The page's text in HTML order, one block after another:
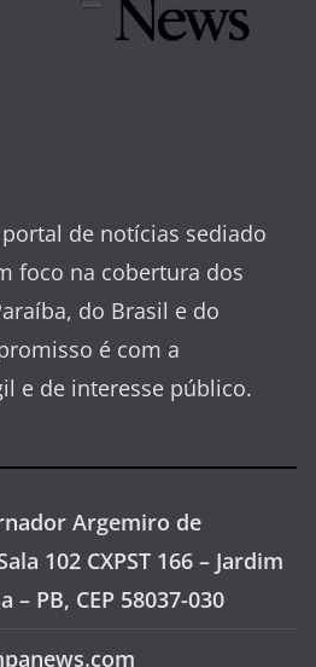
de notícias sediado
foco na cobertura dos
do Brasil e do
é com a
e de interesse público.
Argemiro de
102 CXPST 166 – Jardim
– PB, CEP 58037-030